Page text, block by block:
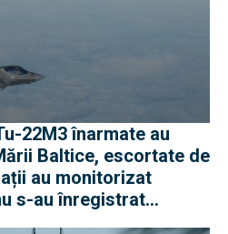
22M3 înarmate au
Baltice, escortate de
au monitorizat
s-au înregistrat